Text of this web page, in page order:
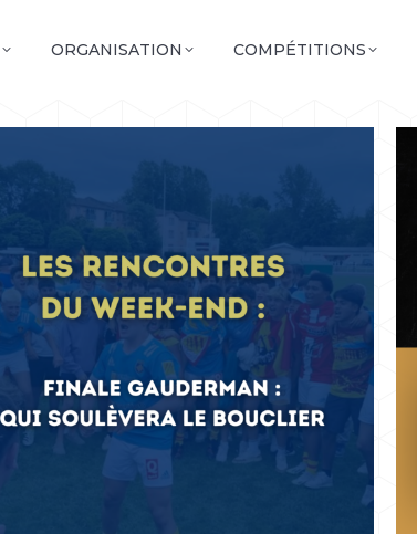
ORGANISATION COMPÉTITIONS